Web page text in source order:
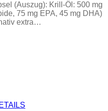
(Auszug): Krill-Öl: 500 mg
75 mg EPA, 45 mg DHA)
extra…